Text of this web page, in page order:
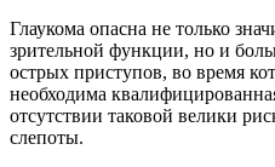
Глаукома опасна не только
зрительной функции, но и
острых приступов, во время
необходима
отсутствии таковой велики
слепоты.